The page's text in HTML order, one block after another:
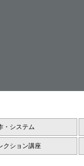
・システム
クション講座